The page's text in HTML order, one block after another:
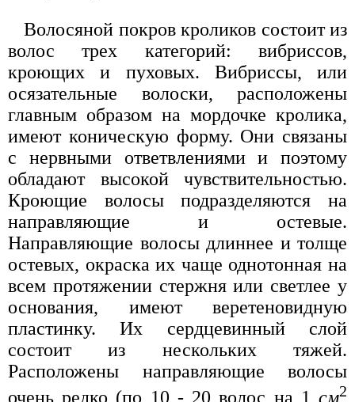
Волосяной покров кроликов состоит из
волос трех категорий: вибриссов,
кроющих и пуховых. Вибриссы, или
осязательные волоски, расположены
главным образом на мордочке кролика,
имеют коническую форму. Они связаны
с нервными ответвлениями и поэтому
обладают высокой чувствительностью.
Кроющие волосы подразделяются на
направляющие и остевые.
Направляющие волосы длиннее и толще
остевых, окраска их чаще однотонная на
всем протяжении стержня или светлее у
основания, имеют веретеновидную
пластинку. Их сердцевинный слой
состоит из нескольких тяжей.
Расположены направляющие волосы
очень редко (по 10 - 20 волос на 1 см2